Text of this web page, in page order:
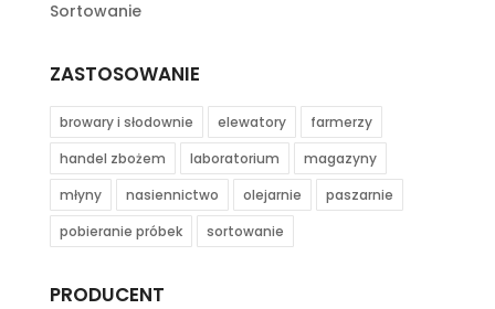
Sortowanie
ZASTOSOWANIE
browary i słodownie elewatory
farmerzy
handel zbożem
laboratorium
magazyny
młyny
nasiennictwo olejarnie
paszarnie
pobieranie próbek
sortowanie
PRODUCENT